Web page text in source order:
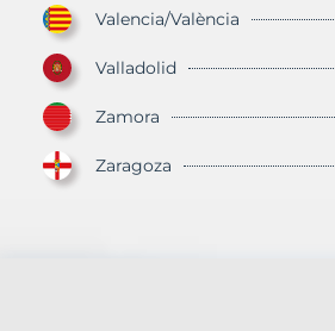
Valencia/València
Valladolid
Zamora
Zaragoza